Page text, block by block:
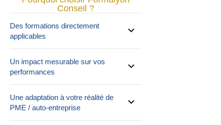
Conseil ?
Des formations directement
applicables
Un impact mesurable sur vos
performances
Une adaptation à votre réalité de
PME / auto-entreprise